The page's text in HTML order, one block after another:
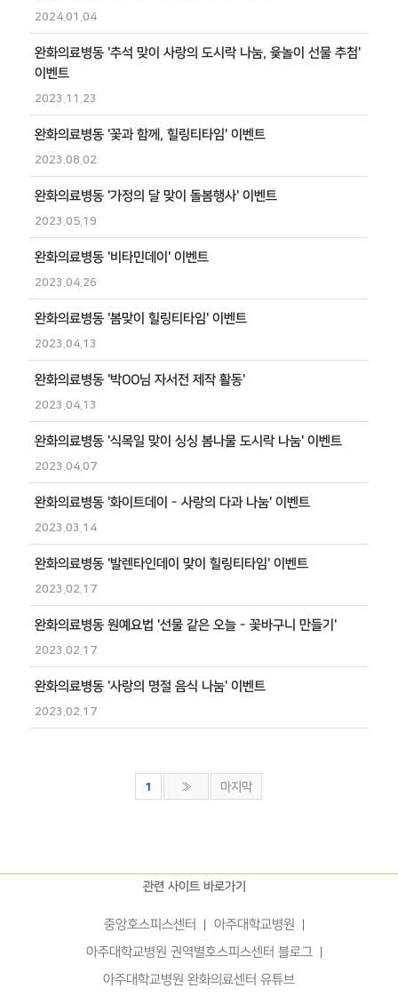
2024.01.04
완화의료병동 '추석 맞이 사랑의 도시락 나눔, 윷놀이 선물 추첨'
이벤트
2023.11.23
완화의료병동 '꽃과 함께, 힐링티타임' 이벤트
2023.08.02
완화의료병동 '가정의 달 맞이 돌봄행사' 이벤트
2023.05.19
완화의료병동 '비타민데이' 이벤트
2023.04.26
완화의료병동 '봄맞이 힐링티타임' 이벤트
2023.04.13
완화의료병동 '박OO님 자서전 제작 활동'
2023.04.13
완화의료병동 '식목일 맞이 싱싱 봄나물 도시락 나눔' 이벤트
2023.04.07
완화의료병동 '화이트데이 - 사랑의 다과 나눔' 이벤트
2023.03.14
완화의료병동 '발렌타인데이 맞이 힐링티타임' 이벤트
2023.02.17
완화의료병동 원예요법 '선물 같은 오늘 - 꽃바구니 만들기'
2023.02.17
완화의료병동 '사랑의 명절 음식 나눔' 이벤트
2023.02.17
1 » 마지막
관련 사이트 바로가기
중앙호스피스센터
아주대학교병원
아주대학교병원 권역별호스피스센터 블로그
아주대학교병원 완화의료센터 유튜브